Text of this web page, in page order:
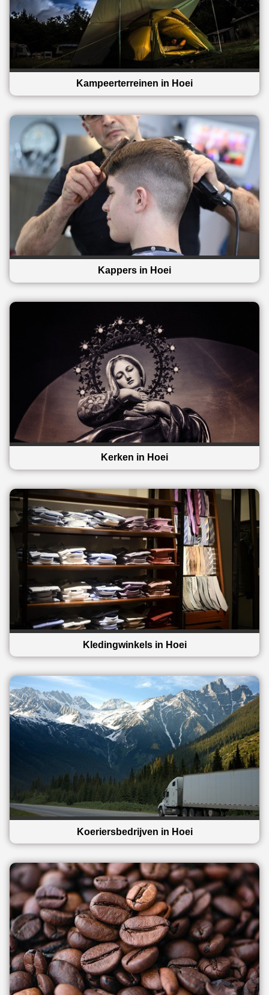
Kampeerterreinen in Hoei
Kappers in Hoei
Kerken in Hoei
Kledingwinkels in Hoei
Koeriersbedrijven in Hoei